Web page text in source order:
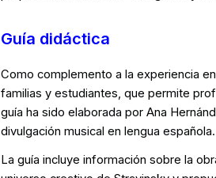
Guía didáctica
Como complemento a la experiencia
familias y estudiantes, que permite
guía ha sido elaborada por Ana
divulgación musical en lengua española.
La guía incluye información sobre la